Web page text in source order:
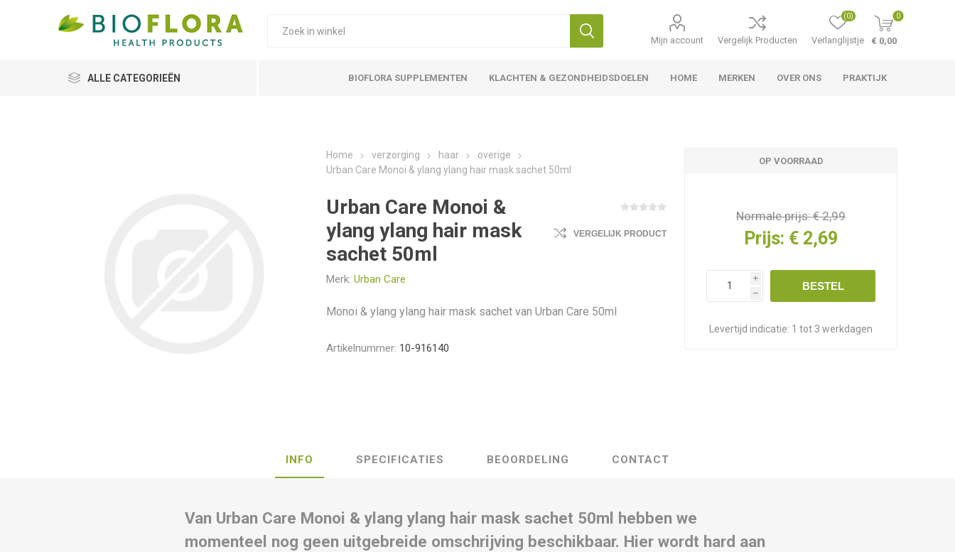
Mijn account Vergelijk Producten Verlanglijstje
(0) 0
€ 0,00
ALLE CATEGORIEËN BIOFLORA SUPPLEMENTEN KLACHTEN & GEZONDHEIDSDOELEN HOME MERKEN OVER ONS PRAKTIJK
Home verzorging haar
overige
Urban Care Monoi & ylang ylang hair mask sachet 50ml
Urban Care Monoi &
ylang ylang hair mask
sachet 50ml
Merk: Urban Care
VERGELIJK PRODUCT
Monoi & ylang ylang hair mask sachet van Urban Care 50ml
Artikelnummer: 10-916140
OP VOORRAAD
Normale prijs:€ 2,99
Prijs: € 2,69
i
h
BESTEL
Levertijd indicatie: 1 tot 3 werkdagen
INFO SPECIFICATIES BEOORDELING CONTACT
Van Urban Care Monoi & ylang ylang hair mask sachet 50ml hebben we
momenteel nog geen uitgebreide omschrijving beschikbaar. Hier wordt hard aan